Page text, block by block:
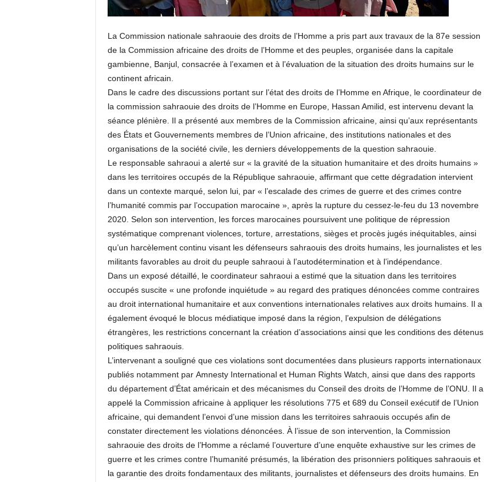
La Commission nationale sahraouie des droits de l’Homme a pris part aux travaux de la 87e session
de la Commission africaine des droits de l’Homme et des peuples, organisée dans la capitale
gambienne, Banjul, consacrée à l’examen et à l’évaluation de la situation des droits humains sur le
continent africain.
Dans le cadre des discussions portant sur l’état des droits de l’Homme en Afrique, le coordinateur de
la commission sahraouie des droits de l’Homme en Europe, Hassan Amilid, est intervenu devant la
séance plénière. Il a présenté aux membres de la Commission africaine, ainsi qu’aux représentants
des États et Gouvernements membres de l’Union africaine, des institutions nationales et des
organisations de la société civile, les derniers développements de la question sahraouie.
Le responsable sahraoui a alerté sur « la gravité de la situation humanitaire et des droits humains »
dans les territoires occupés de la République sahraouie, affirmant que cette dégradation intervient
dans un contexte marqué, selon lui, par « l’escalade des crimes de guerre et des crimes contre
l’humanité commis par l’occupation marocaine », après la rupture du cessez-le-feu du 13 novembre
2020. Selon son intervention, les forces marocaines poursuivent une politique de répression
systématique comprenant violences, torture, arrestations, sièges et procès jugés inéquitables, ainsi
qu’un harcèlement continu visant les défenseurs sahraouis des droits humains, les journalistes et les
militants favorables au droit du peuple sahraoui à l’autodétermination et à l’indépendance.
Dans un exposé détaillé, le coordinateur sahraoui a estimé que la situation dans les territoires
occupés suscite « une profonde inquiétude » au regard des pratiques dénoncées comme contraires
au droit international humanitaire et aux conventions internationales relatives aux droits humains. Il a
également évoqué le blocus médiatique imposé dans la région, l’expulsion de délégations
étrangères, les restrictions concernant la création d’associations ainsi que les conditions des détenus
politiques sahraouis.
L’intervenant a souligné que ces violations sont documentées dans plusieurs rapports internationaux
publiés notamment par Amnesty International et Human Rights Watch, ainsi que dans des rapports
du département d’État américain et des mécanismes du Conseil des droits de l’Homme de l’ONU. Il a
appelé la Commission africaine à appliquer les résolutions 775 et 689 du Conseil exécutif de l’Union
africaine, qui demandent l’envoi d’une mission dans les territoires sahraouis occupés afin de
constater directement les violations dénoncées. À l’issue de son intervention, la Commission
sahraouie des droits de l’Homme a réclamé l’ouverture d’une enquête exhaustive sur les crimes de
guerre et les crimes contre l’humanité présumés, la libération des prisonniers politiques sahraouis et
la garantie des droits fondamentaux des militants, journalistes et défenseurs des droits humains. En